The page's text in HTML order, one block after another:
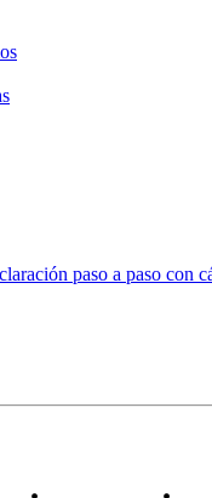
paso a paso con